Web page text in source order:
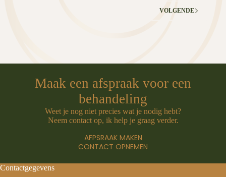
VOLGENDE
Maak een afspraak voor een
behandeling
Weet je nog niet precies wat je nodig hebt?
Neem contact op, ik help je graag verder.
AFPSRAAK MAKEN
CONTACT OPNEMEN
Contactgegevens